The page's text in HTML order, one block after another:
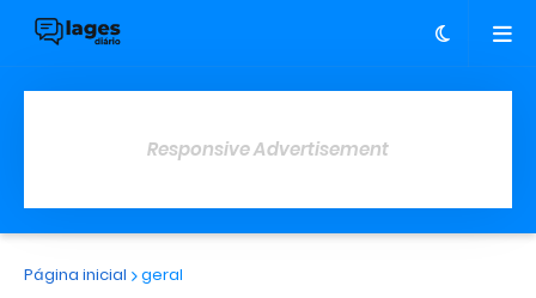
Responsive Advertisement
Página inicial geral